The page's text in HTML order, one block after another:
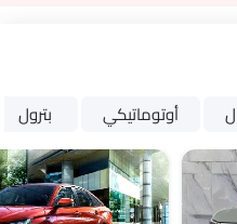
أوتوماتيكي بترول